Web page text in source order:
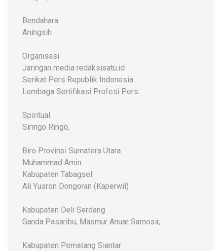
Bendahara
Aningsih
Organisasi
Jaringan media redaksisatu.id
Serikat Pers Republik Indonesia
Lembaga Sertifikasi Profesi Pers
Spiritual
Siringo Ringo,
Biro Provinsi Sumatera Utara
Muhammad Amin
Kabupaten Tabagsel :
Ali Yusron Dongoran (Kaperwil)
Kabupaten Deli Serdang
Ganda Pasaribu, Masmur Anuar Samosir,
Kabupaten Pematang Siantar